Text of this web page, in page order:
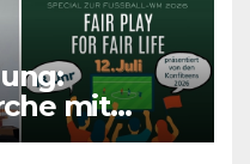
mit